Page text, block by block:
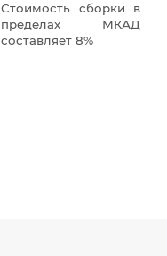
Стоимость сборки в
пределах МКАД
составляет 8%